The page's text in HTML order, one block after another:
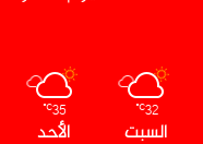
32
℃
السبت
35
℃
الأحد